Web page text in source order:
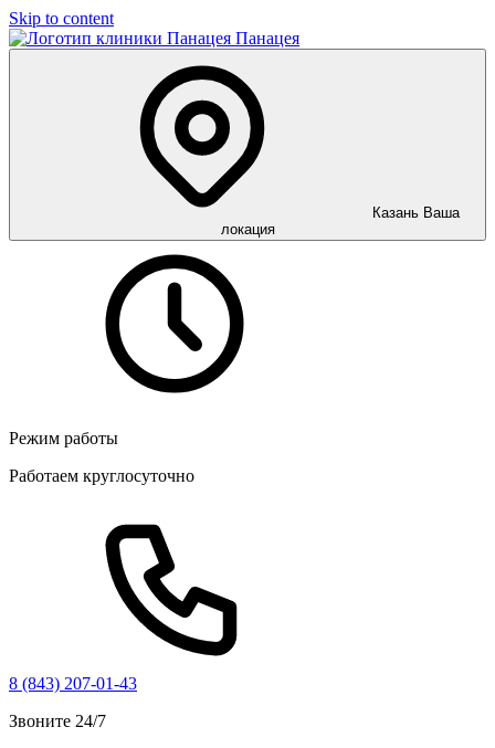
Skip to content
Панацея
Казань Ваша
локация
Режим работы
Работаем круглосуточно
8 (843) 207-01-43
Звоните 24/7